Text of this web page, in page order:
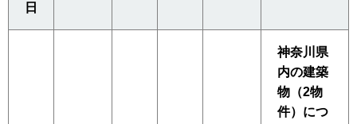
日
神奈川県
内の建築
物（2物
件）につ